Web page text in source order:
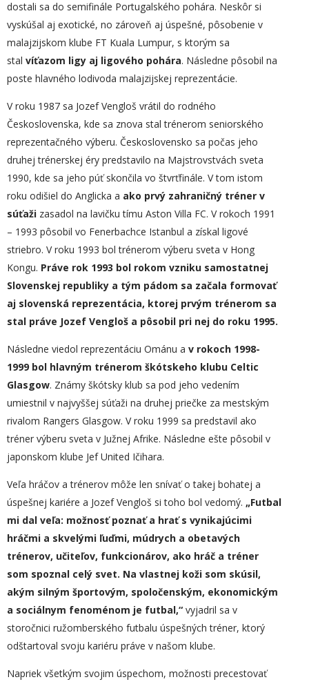
dostali sa do semifinále Portugalského pohára. Neskôr si
vyskúšal aj exotické, no zároveň aj úspešné, pôsobenie v
malajzijskom klube FT Kuala Lumpur, s ktorým sa
stal víťazom ligy aj ligového pohára. Následne pôsobil na
poste hlavného lodivoda malajzijskej reprezentácie.
V roku 1987 sa Jozef Vengloš vrátil do rodného
Československa, kde sa znova stal trénerom seniorského
reprezentačného výberu. Československo sa počas jeho
druhej trénerskej éry predstavilo na Majstrovstvách sveta
1990, kde sa jeho púť skončila vo štvrťfinále. V tom istom
roku odišiel do Anglicka a ako prvý zahraničný tréner v
súťaži zasadol na lavičku tímu Aston Villa FC. V rokoch 1991
– 1993 pôsobil vo Fenerbachce Istanbul a získal ligové
striebro. V roku 1993 bol trénerom výberu sveta v Hong
Kongu. Práve rok 1993 bol rokom vzniku samostatnej
Slovenskej republiky a tým pádom sa začala formovať
aj slovenská reprezentácia, ktorej prvým trénerom sa
stal práve Jozef Vengloš a pôsobil pri nej do roku 1995.
Následne viedol reprezentáciu Ománu a v rokoch 1998-
1999 bol hlavným trénerom škótskeho klubu Celtic
Glasgow. Známy škótsky klub sa pod jeho vedením
umiestnil v najvyššej súťaži na druhej priečke za mestským
rivalom Rangers Glasgow. V roku 1999 sa predstavil ako
tréner výberu sveta v Južnej Afrike. Následne ešte pôsobil v
japonskom klube Jef United Ičihara.
Veľa hráčov a trénerov môže len snívať o takej bohatej a
úspešnej kariére a Jozef Vengloš si toho bol vedomý. „Futbal
mi dal veľa: možnosť poznať a hrať s vynikajúcimi
hráčmi a skvelými ľuďmi, múdrych a obetavých
trénerov, učiteľov, funkcionárov, ako hráč a tréner
som spoznal celý svet. Na vlastnej koži som skúsil,
akým silným športovým, spoločenským, ekonomickým
a sociálnym fenoménom je futbal,“ vyjadril sa v
storočnici ružomberského futbalu úspešných tréner, ktorý
odštartoval svoju kariéru práve v našom klube.
Napriek všetkým svojim úspechom, možnosti precestovať